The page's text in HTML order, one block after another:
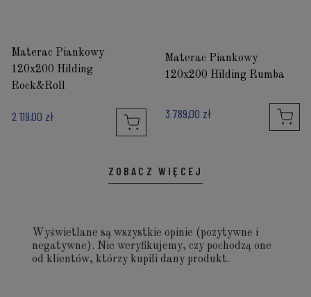
Materac Piankowy
120x200 Hilding
Rock&Roll
2 119,00 zł
Materac Piankowy
120x200 Hilding Rumba
3 789,00 zł
ZOBACZ WIĘCEJ
Wyświetlane są wszystkie opinie (pozytywne i
negatywne). Nie weryfikujemy, czy pochodzą one
od klientów, którzy kupili dany produkt.